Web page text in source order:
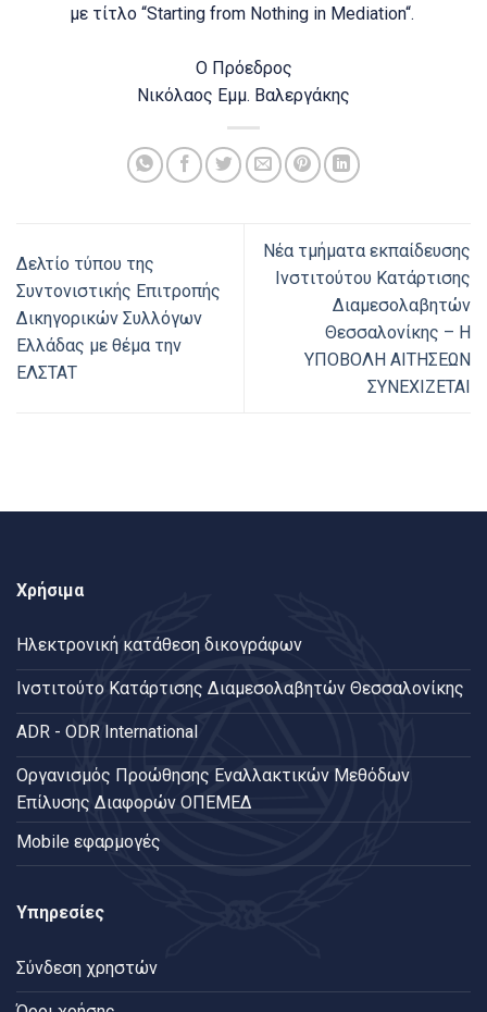
με τίτλο “Starting from Nothing in Mediation“.
Ο Πρόεδρος
Νικόλαος Εμμ. Βαλεργάκης
Δελτίο τύπου της
Συντονιστικής Επιτροπής
Δικηγορικών Συλλόγων
Ελλάδας με θέμα την
ΕΛΣΤΑΤ
Νέα τμήματα εκπαίδευσης
Ινστιτούτου Κατάρτισης
Διαμεσολαβητών
Θεσσαλονίκης – Η
ΥΠΟΒΟΛΗ ΑΙΤΗΣΕΩΝ
ΣΥΝΕΧΙΖΕΤΑΙ
Χρήσιμα
Ηλεκτρονική κατάθεση δικογράφων
Ινστιτούτο Κατάρτισης Διαμεσολαβητών Θεσσαλονίκης
ADR - ODR International
Oργανισμός Προώθησης Εναλλακτικών Μεθόδων
Επίλυσης Διαφορών ΟΠΕΜΕΔ
Mobile εφαρμογές
Υπηρεσίες
Σύνδεση χρηστών